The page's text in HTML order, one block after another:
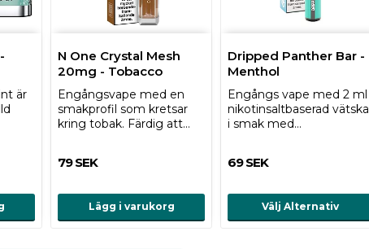
är
N One Crystal Mesh
20mg - Tobacco
Engångsvape med en
smakprofil som kretsar
kring tobak. Färdig att…
79 SEK
Lägg i varukorg
Dripped Panther Bar -
Menthol
Engångs vape med 2 ml
nikotinsaltbaserad vätska
i smak med…
69 SEK
Välj Alternativ